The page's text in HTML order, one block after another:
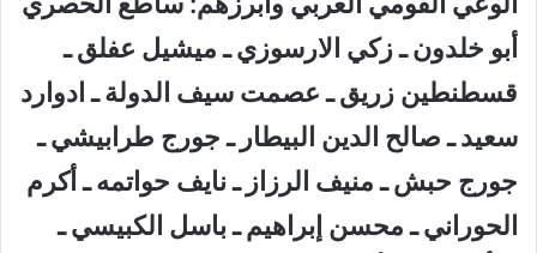
أبو خلدون ـ زكي الارسوزي ـ ميشيل عفلق ـ
قسطنطين زريق ـ عصمت سيف الدولة ـ ادوارد
سعيد ـ صالح الدين البيطار ـ جورج طرابيشي ـ
جورج حبش ـ منيف الرزاز ـ نايف حواتمه ـ أكرم
الحوراني ـ محسن إبراهيم ـ باسل الكبيسي ـ